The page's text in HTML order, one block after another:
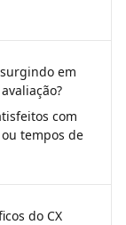
em
com
tempos de
do CX